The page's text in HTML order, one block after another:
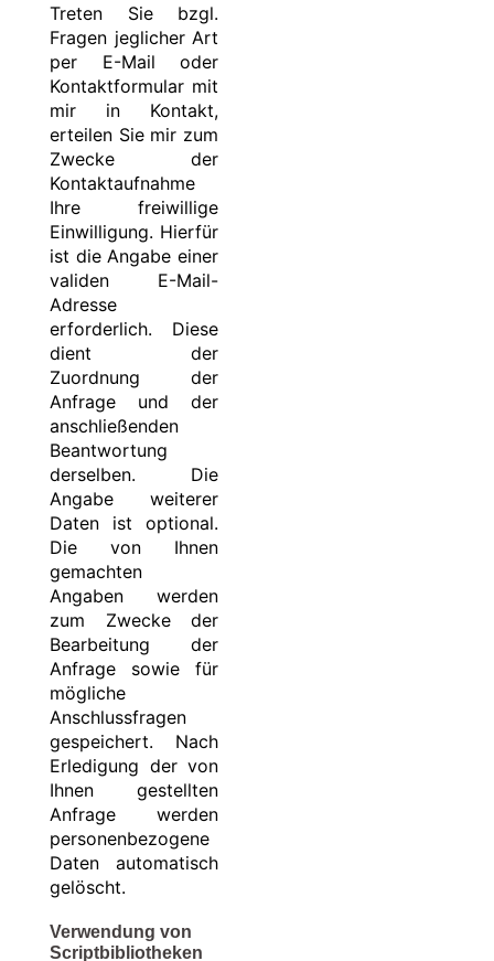
Treten Sie bzgl.
Fragen jeglicher Art
per E-Mail oder
Kontaktformular mit
mir in Kontakt,
erteilen Sie mir zum
Zwecke der
Kontaktaufnahme
Ihre freiwillige
Einwilligung. Hierfür
ist die Angabe einer
validen E-Mail-
Adresse
erforderlich. Diese
dient der
Zuordnung der
Anfrage und der
anschließenden
Beantwortung
derselben. Die
Angabe weiterer
Daten ist optional.
Die von Ihnen
gemachten
Angaben werden
zum Zwecke der
Bearbeitung der
Anfrage sowie für
mögliche
Anschlussfragen
gespeichert. Nach
Erledigung der von
Ihnen gestellten
Anfrage werden
personenbezogene
Daten automatisch
gelöscht.
Verwendung von
Scriptbibliotheken